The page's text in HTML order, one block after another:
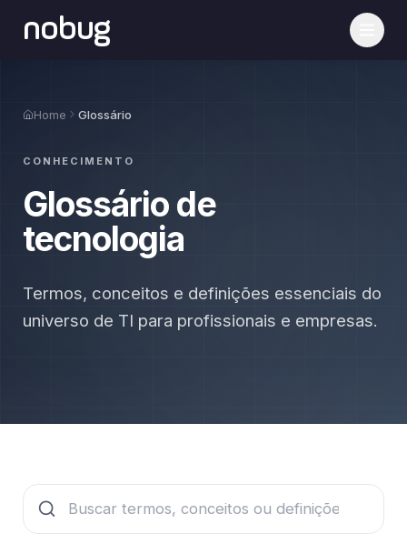
nobug
Home Glossário
CONHECIMENTO
Glossário de
tecnologia
Termos, conceitos e definições essenciais do
universo de TI para profissionais e empresas.